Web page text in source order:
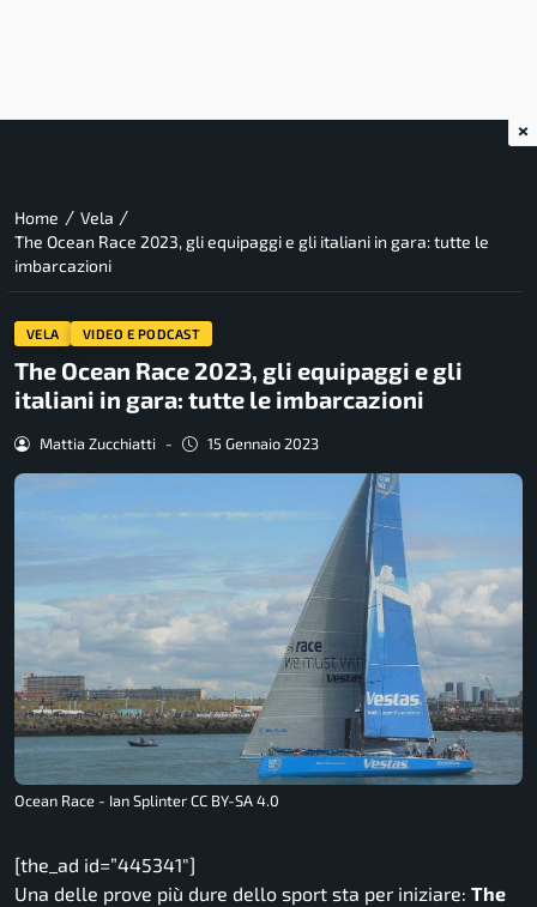
Home / Vela /
The Ocean Race 2023, gli equipaggi e gli italiani in gara: tutte le
imbarcazioni
VELA VIDEO E PODCAST
The Ocean Race 2023, gli equipaggi e gli
italiani in gara: tutte le imbarcazioni
Mattia Zucchiatti - 15 Gennaio 2023
Ocean Race - Ian Splinter CC BY-SA 4.0
[the_ad id=”445341″]
Una delle prove più dure dello sport sta per iniziare: The
×